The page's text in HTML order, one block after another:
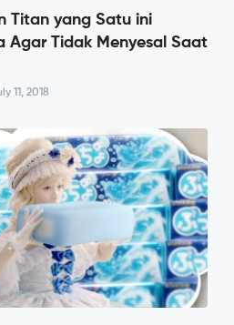
Titan yang Satu ini
Agar Tidak Menyesal Saat
11, 2018